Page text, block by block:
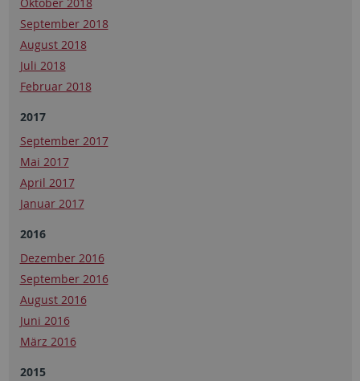
September 2018
August 2018
Juli 2018
Februar 2018
2017
September 2017
Mai 2017
April 2017
Januar 2017
2016
Dezember 2016
September 2016
August 2016
Juni 2016
März 2016
2015